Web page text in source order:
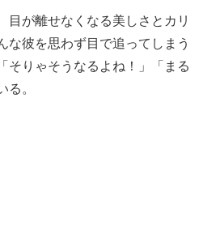
目が離せなくなる美しさとカリ
な彼を思わず目で追ってしまう
そりゃそうなるよね！」「まる
る。